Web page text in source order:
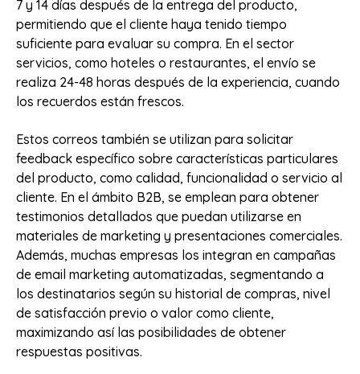
7 y 14 días después de la entrega del producto,
permitiendo que el cliente haya tenido tiempo
suficiente para evaluar su compra. En el sector
servicios, como hoteles o restaurantes, el envío se
realiza 24-48 horas después de la experiencia, cuando
los recuerdos están frescos.
Estos correos también se utilizan para solicitar
feedback específico sobre características particulares
del producto, como calidad, funcionalidad o servicio al
cliente. En el ámbito B2B, se emplean para obtener
testimonios detallados que puedan utilizarse en
materiales de marketing y presentaciones comerciales.
Además, muchas empresas los integran en campañas
de email marketing automatizadas, segmentando a
los destinatarios según su historial de compras, nivel
de satisfacción previo o valor como cliente,
maximizando así las posibilidades de obtener
respuestas positivas.